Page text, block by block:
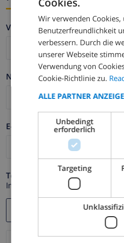
Vorname *
Nachname *
E-mail *
Telefonnummer *
Im Fall Ihre E-mail Adresse
Wir verwenden Cookies,
Benutzerfreundlichkeit
verbessern. Durch die
unserer Webseite
Verwendung von
Cookie-Richtlinie zu.
ALLE PARTNER
Unbedingt
erforderlich
Targeting